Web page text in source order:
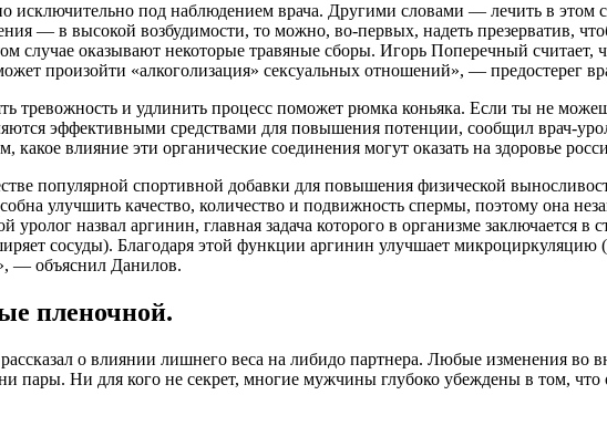
под наблюдением врача. Другими словами — лечить в этом
— в высокой возбудимости, то можно, во-первых, надеть презерватив,
случае оказывают некоторые травяные сборы. Игорь Поперечный считает,
произойти «алкоголизация» сексуальных отношений», — предостерег
тревожность и удлинить процесс поможет рюмка коньяка. Если ты не
эффективными средствами для повышения потенции, сообщил врач-
влияние эти органические соединения могут оказать на здоровье
популярной спортивной добавки для повышения физической
улучшить качество, количество и подвижность спермы, поэтому она
назвал аргинин, главная задача которого в организме заключается в
сосуды). Благодаря этой функции аргинин улучшает микроциркуляцию
— объяснил Данилов.
пленочной.
о влиянии лишнего веса на либидо партнера. Любые изменения во
пары. Ни для кого не секрет, многие мужчины глубоко убеждены в том,